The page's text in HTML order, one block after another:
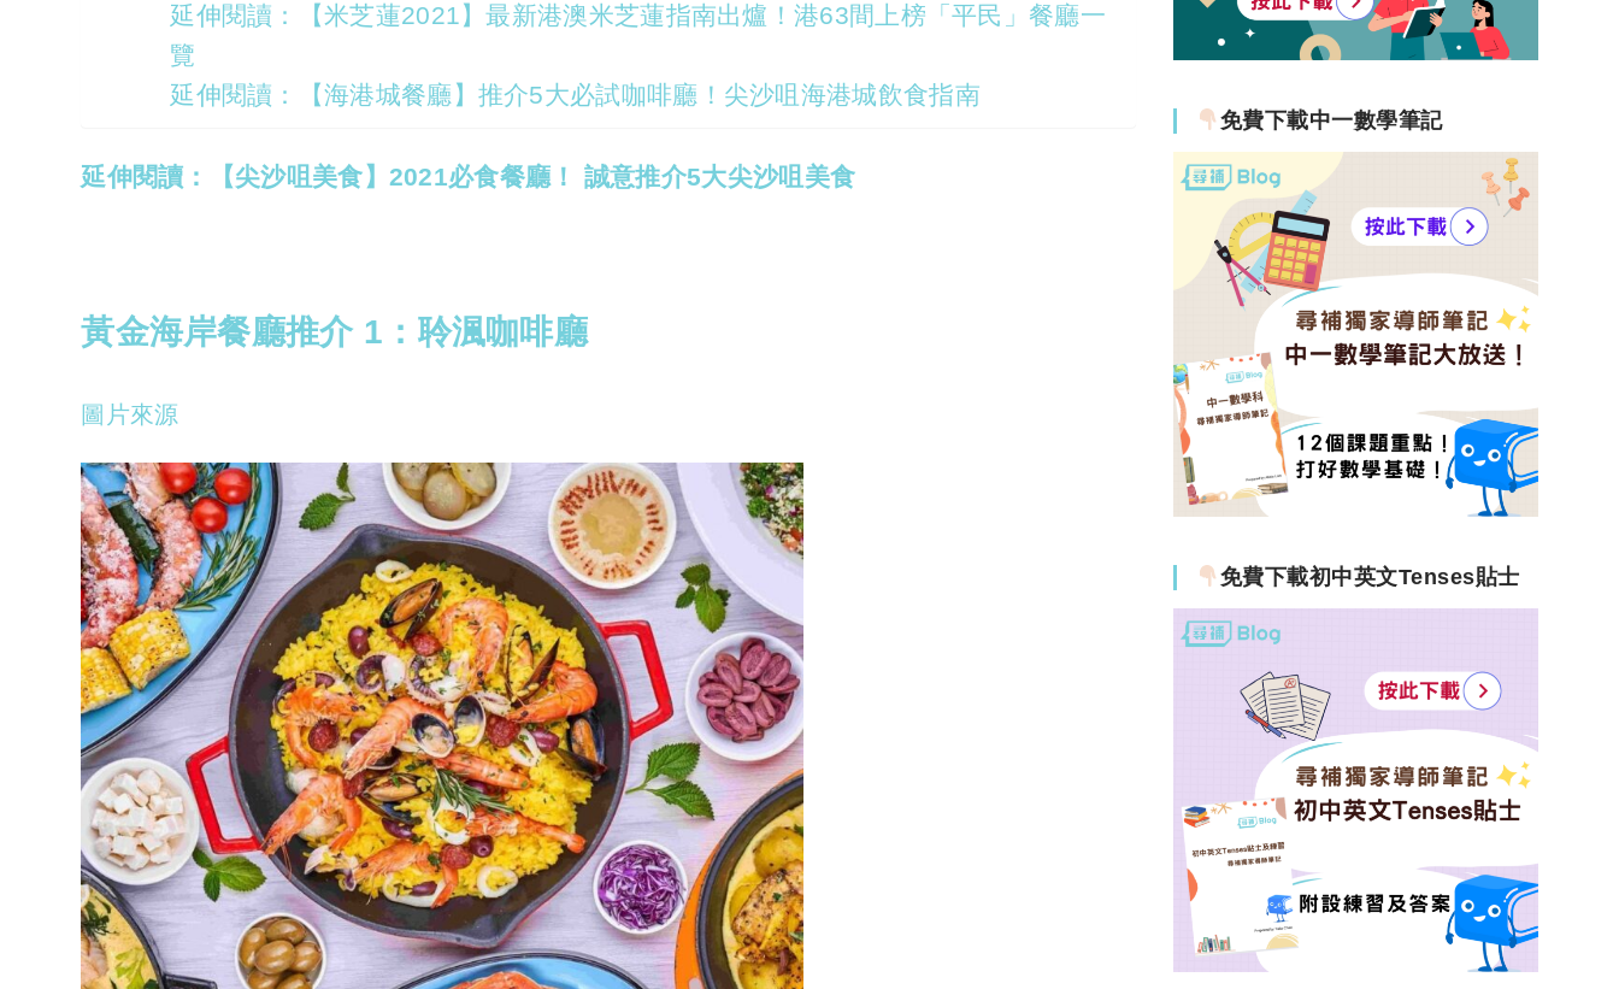
延伸閱讀：【米芝蓮2021】最新港澳米芝蓮指南出爐！港63間上榜「平民」餐廳一
覽
延伸閱讀：【海港城餐廳】推介5大必試咖啡廳！尖沙咀海港城飲食指南
延伸閱讀：【尖沙咀美食】2021必食餐廳！ 誠意推介5大尖沙咀美食
黃金海岸餐廳推介 1：聆渢咖啡廳
圖片來源
免費下載中一數學筆記
免費下載初中英文Tenses貼士